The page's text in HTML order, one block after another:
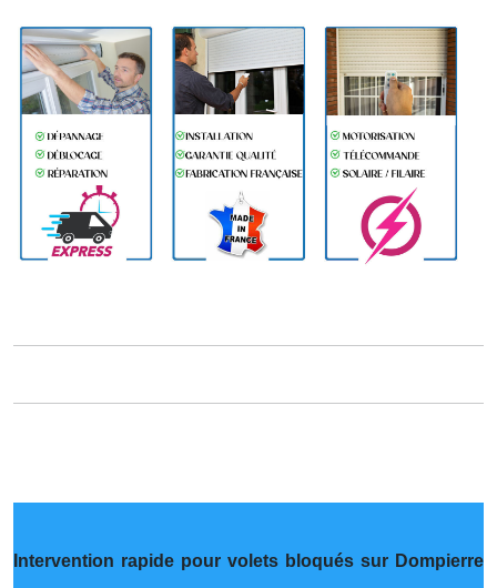
Intervention rapide pour volets bloqués sur Dompierre